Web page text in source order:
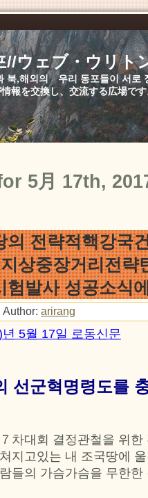
//ウェブ・ウリト
북,해외의 우리 동포들이 서로
報を交換し、交流する広場で
5月 17th,
의 전략적핵강국
상중장거리전략
험발사 성공소식
arirang
5월 17일 로동신문
선군혁명령도를
차대회 결정관철을 위
지고있는 내 조국땅에
들의 가슴가슴을 무한